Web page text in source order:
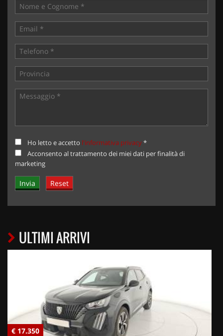
Ho letto e accetto l'informativa privacy*
Acconsento al trattamento dei miei dati per finalità di
marketing
ULTIMI ARRIVI
€ 17.350